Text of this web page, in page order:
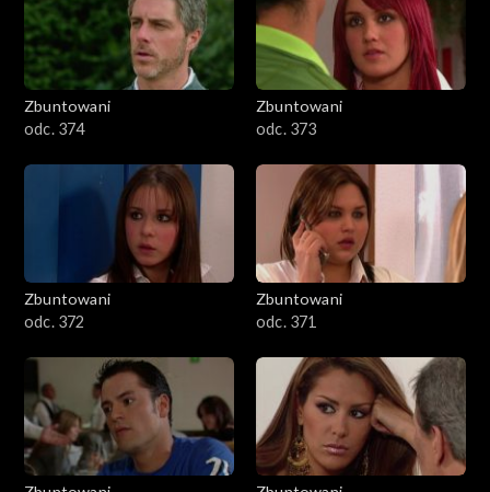
Zbuntowani
odc. 374
Zbuntowani
odc. 373
Zbuntowani
odc. 372
Zbuntowani
odc. 371